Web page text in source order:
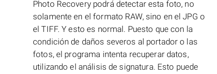
Photo Recovery podrá detectar esta foto, no
solamente en el formato RAW, sino en el JPG o
el TIFF. Y esto es normal. Puesto que con la
condición de daños severos al portador o las
fotos, el programa intenta recuperar datos,
utilizando el análisis de signatura. Esto puede